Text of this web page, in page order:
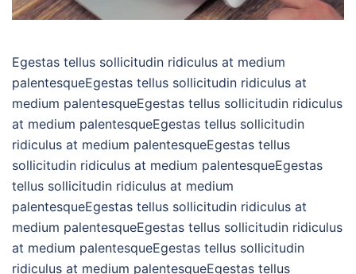
Egestas tellus sollicitudin ridiculus at medium
palentesqueEgestas tellus sollicitudin ridiculus at
medium palentesqueEgestas tellus sollicitudin ridiculus
at medium palentesqueEgestas tellus sollicitudin
ridiculus at medium palentesqueEgestas tellus
sollicitudin ridiculus at medium palentesqueEgestas
tellus sollicitudin ridiculus at medium
palentesqueEgestas tellus sollicitudin ridiculus at
medium palentesqueEgestas tellus sollicitudin ridiculus
at medium palentesqueEgestas tellus sollicitudin
ridiculus at medium palentesqueEgestas tellus